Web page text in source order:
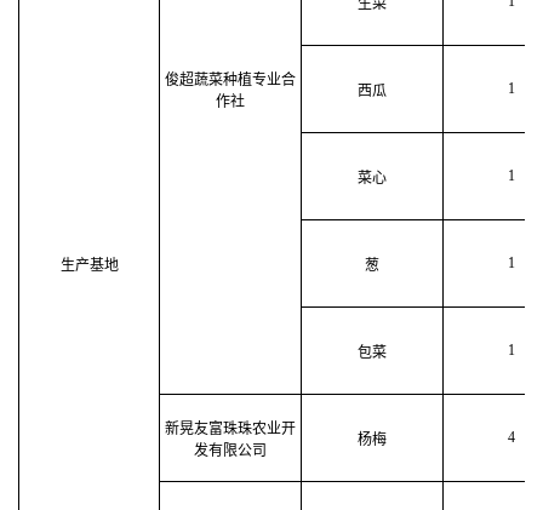
生产基地
俊超蔬菜种植专业合
作社
生菜
西瓜 1
菜心 1
葱 1
包菜 1
新晃友富珠珠农业开
发有限公司
杨梅 4